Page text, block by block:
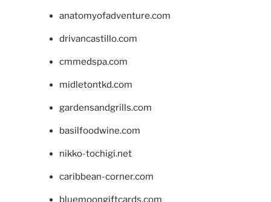
anatomyofadventure.com
drivancastillo.com
cmmedspa.com
midletontkd.com
gardensandgrills.com
basilfoodwine.com
nikko-tochigi.net
caribbean-corner.com
bluemoongiftcards.com